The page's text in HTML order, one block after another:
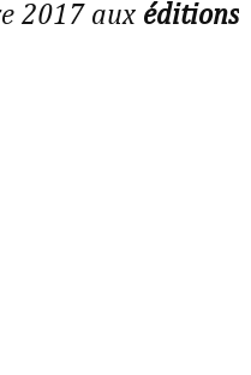
2017 aux éditions